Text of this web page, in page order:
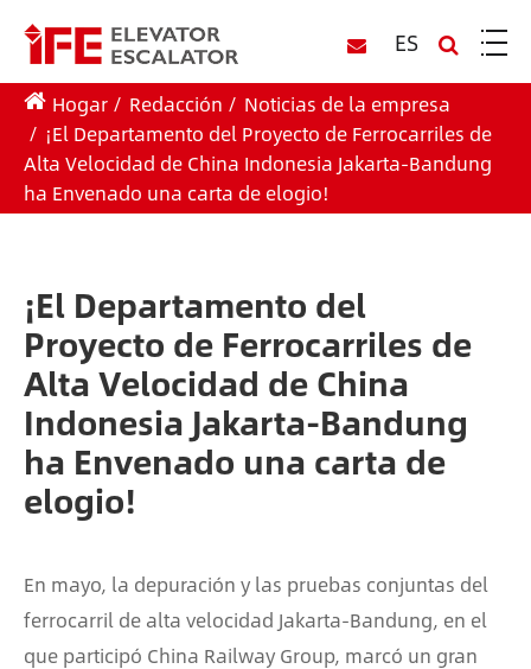
ES
Hogar Redacción
Noticias de la empresa
¡El Departamento del Proyecto de Ferrocarriles de
Alta Velocidad de China Indonesia Jakarta-Bandung
ha Envenado una carta de elogio!
¡El Departamento del
Proyecto de Ferrocarriles de
Alta Velocidad de China
Indonesia Jakarta-Bandung
ha Envenado una carta de
elogio!
En mayo, la depuración y las pruebas conjuntas del
ferrocarril de alta velocidad Jakarta-Bandung, en el
que participó China Railway Group, marcó un gran